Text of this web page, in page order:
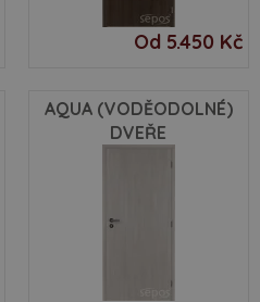
Od 5.450 Kč
AQUA (VODĚODOLNÉ)
DVEŘE